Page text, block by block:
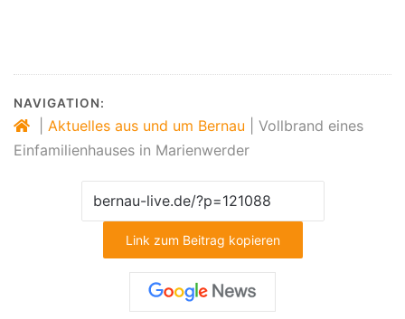
NAVIGATION:
Aktuelles aus und um Bernau
Vollbrand eines
Einfamilienhauses in Marienwerder
Link zum Beitrag kopieren